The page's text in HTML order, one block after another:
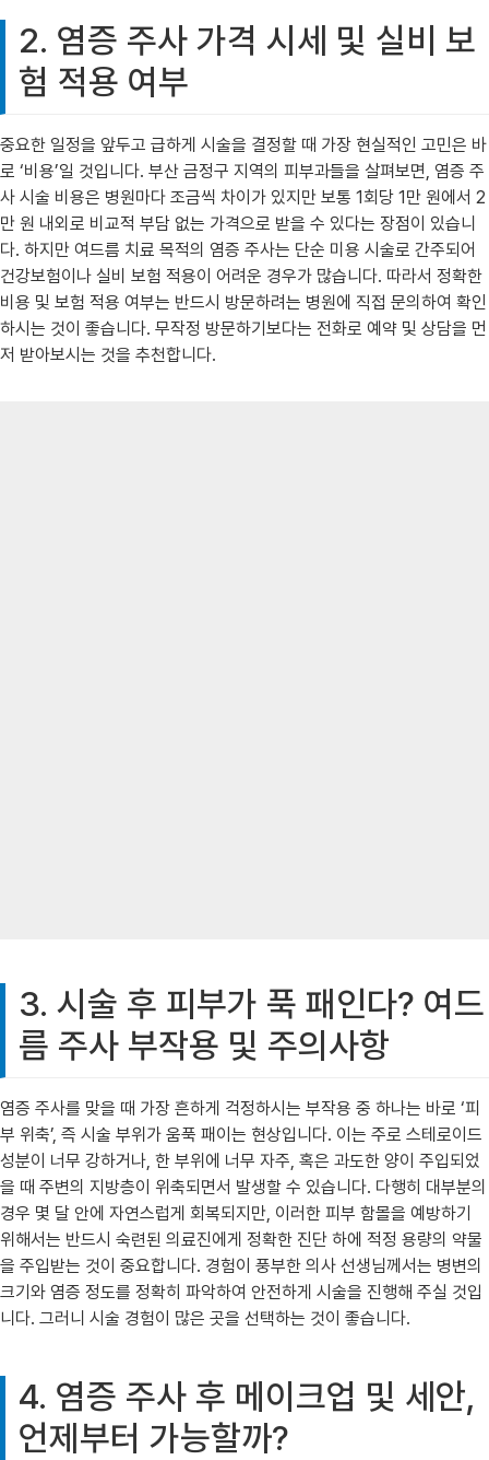
2. 염증 주사 가격 시세 및 실비 보
험 적용 여부
중요한 일정을 앞두고 급하게 시술을 결정할 때 가장 현실적인 고민은 바
로 ‘비용’일 것입니다. 부산 금정구 지역의 피부과들을 살펴보면, 염증 주
사 시술 비용은 병원마다 조금씩 차이가 있지만 보통 1회당 1만 원에서 2
만 원 내외로 비교적 부담 없는 가격으로 받을 수 있다는 장점이 있습니
다. 하지만 여드름 치료 목적의 염증 주사는 단순 미용 시술로 간주되어
건강보험이나 실비 보험 적용이 어려운 경우가 많습니다. 따라서 정확한
비용 및 보험 적용 여부는 반드시 방문하려는 병원에 직접 문의하여 확인
하시는 것이 좋습니다. 무작정 방문하기보다는 전화로 예약 및 상담을 먼
저 받아보시는 것을 추천합니다.
3. 시술 후 피부가 푹 패인다? 여드
름 주사 부작용 및 주의사항
염증 주사를 맞을 때 가장 흔하게 걱정하시는 부작용 중 하나는 바로 ‘피
부 위축’, 즉 시술 부위가 움푹 패이는 현상입니다. 이는 주로 스테로이드
성분이 너무 강하거나, 한 부위에 너무 자주, 혹은 과도한 양이 주입되었
을 때 주변의 지방층이 위축되면서 발생할 수 있습니다. 다행히 대부분의
경우 몇 달 안에 자연스럽게 회복되지만, 이러한 피부 함몰을 예방하기
위해서는 반드시 숙련된 의료진에게 정확한 진단 하에 적정 용량의 약물
을 주입받는 것이 중요합니다. 경험이 풍부한 의사 선생님께서는 병변의
크기와 염증 정도를 정확히 파악하여 안전하게 시술을 진행해 주실 것입
니다. 그러니 시술 경험이 많은 곳을 선택하는 것이 좋습니다.
4. 염증 주사 후 메이크업 및 세안,
언제부터 가능할까?